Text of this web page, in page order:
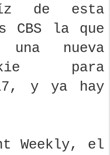
de esta
CBS la que
una nueva
para
y ya hay
Weekly, el